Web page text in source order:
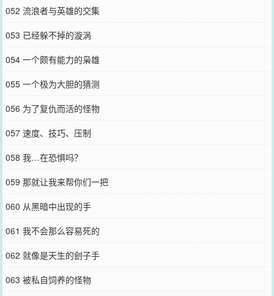
052 流浪者与英雄的交集
053 已经躲不掉的漩涡
054 一个颇有能力的枭雄
055 一个极为大胆的猜测
056 为了复仇而活的怪物
057 速度、技巧、压制
058 我…在恐惧吗？
059 那就让我来帮你们一把
060 从黑暗中出现的手
061 我不会那么容易死的
062 就像是天生的刽子手
063 被私自饲养的怪物